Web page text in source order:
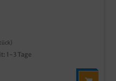
auch individuell bedruckbar
1-3 Tage